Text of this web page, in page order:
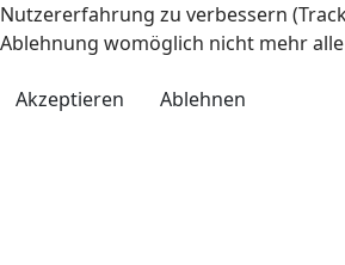
Nutzererfahrung zu verbessern
Ablehnung womöglich nicht mehr
Akzeptieren Ablehnen